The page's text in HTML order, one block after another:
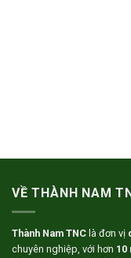
VỀ THÀNH NAM
Thành Nam TNC là đơn vị
chuyên nghiệp, với hơn 10